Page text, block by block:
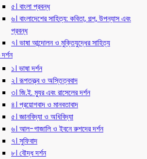
৫। বাংলা প্রবন্ধ
৬। বাংলাদেশের সাহিত্য: কবিতা, গল্প, উপন্যাস এবং
প্রবন্ধ
৭। ভাষা আন্দোলন ও মুক্তিযুদ্ধের সাহিত্য
১। ভাষা দর্শন
২। রূপতত্ত্ব ও অস্তিত্ববাদ
৩। জি.ই. ম্যুর এবং রাসেলের দর্শন
৪। প্রয়োগবাদ ও মানবতাবাদ
৫। জ্ঞানবিদ্যা ও অধিবিদ্যা
৬। আল-গাজালি ও ইবনে রুশদের দর্শন
৭। সুফিবাদ
৮। বৌদ্ধ দর্শন